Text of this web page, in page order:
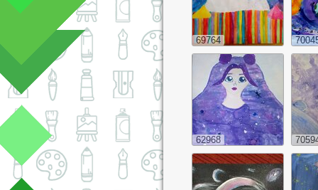
69764
62968